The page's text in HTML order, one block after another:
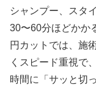
シャンプー、スタ
30〜60分ほどかか
円カットでは、施
くスピード重視で
時間に「サッと切